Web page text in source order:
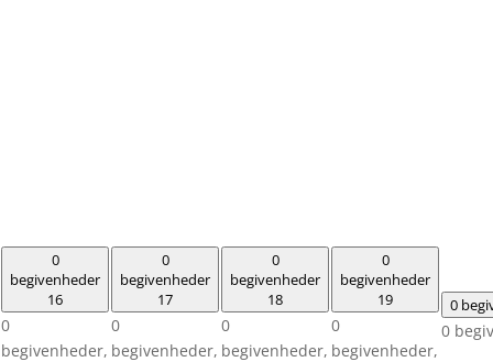
0
begivenheder
16
0
begivenheder,
0
begivenheder
17
0
begivenheder,
0
begivenheder
18
0
begivenheder,
0
begivenheder
19
0
begivenheder,
0
0